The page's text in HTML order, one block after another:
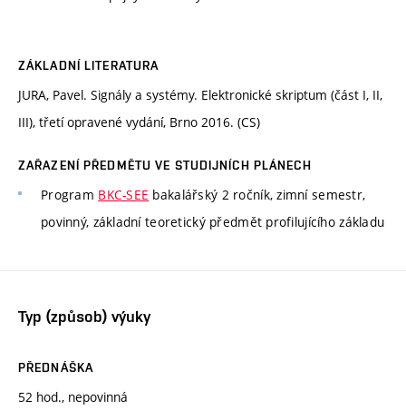
ZÁKLADNÍ LITERATURA
JURA, Pavel. Signály a systémy. Elektronické skriptum (část I, II,
III), třetí opravené vydání, Brno 2016. (CS)
ZAŘAZENÍ PŘEDMĚTU VE STUDIJNÍCH PLÁNECH
Program BKC-SEE bakalářský 2 ročník, zimní semestr,
povinný, základní teoretický předmět profilujícího základu
Typ (způsob) výuky
PŘEDNÁŠKA
52 hod., nepovinná